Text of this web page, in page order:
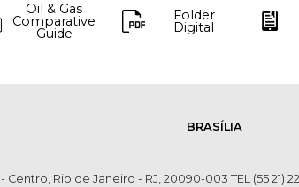
Oil & Gas
Comparative
Guide
Folder
Digital
BRASÍLIA
Centro, Rio de Janeiro - RJ, 20090-003 TEL (55 21)